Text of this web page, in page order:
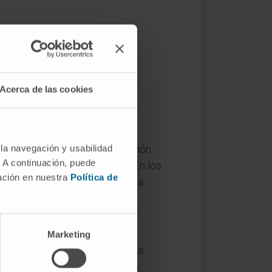
Acerca de las cookies
navegación y usabilidad
continuación, puede
en nuestra Política de
Marketing
de la química de
en 1920 para describir
pero la desintoxicación
reposición de electrolitos). En los
sin respaldo en la evidencia
documentada ni sobrecarga
para el organismo.